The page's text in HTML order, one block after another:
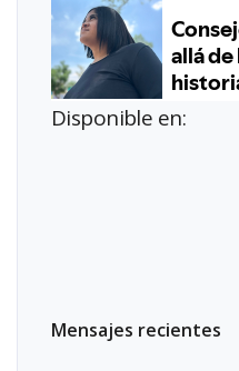
Disponible en:
Mensajes recientes